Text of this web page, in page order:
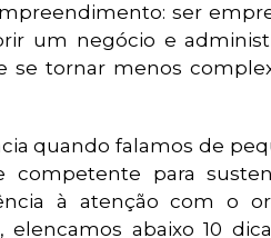
ser
um negócio e
se tornar menos
quando falamos de
competente para
à atenção com o
elencamos abaixo 10